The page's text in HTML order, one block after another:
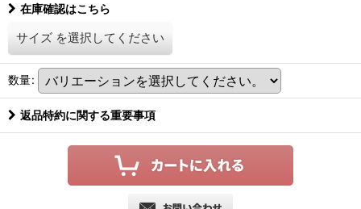
在庫確認はこちら
サイズ を選択してください
数量:
返品特約に関する重要事項